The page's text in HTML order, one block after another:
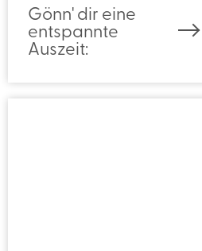
Gönn' dir eine
entspannte
Auszeit: